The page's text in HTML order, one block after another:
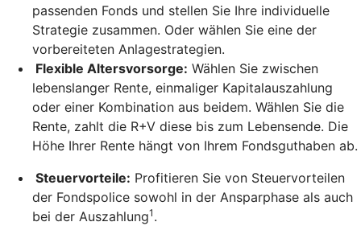
passenden Fonds und stellen Sie Ihre individuelle
Strategie zusammen. Oder wählen Sie eine der
vorbereiteten Anlagestrategien.
Flexible Altersvorsorge: Wählen Sie zwischen
lebenslanger Rente, einmaliger Kapitalauszahlung
oder einer Kombination aus beidem. Wählen Sie die
Rente, zahlt die R+V diese bis zum Lebensende. Die
Höhe Ihrer Rente hängt von Ihrem Fondsguthaben ab.
Steuervorteile: Profitieren Sie von Steuervorteilen
der Fondspolice sowohl in der Ansparphase als auch
bei der Auszahlung1 .